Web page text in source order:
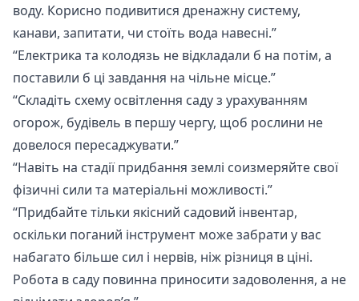
воду. Корисно подивитися дренажну систему,
канави, запитати, чи стоїть вода навесні.”
“Електрика та колодязь не відкладали б на потім, а
поставили б ці завдання на чільне місце.”
“Складіть схему освітлення саду з урахуванням
огорож, будівель в першу чергу, щоб рослини не
довелося пересаджувати.”
“Навіть на стадії придбання землі соизмеряйте свої
фізичні сили та матеріальні можливості.”
“Придбайте тільки якісний садовий інвентар,
оскільки поганий інструмент може забрати у вас
набагато більше сил і нервів, ніж різниця в ціні.
Робота в саду повинна приносити задоволення, а не